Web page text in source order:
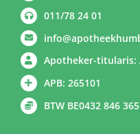
011/78 24 01
Apotheker-titularis:
APB: 265101
BTW BE0432 846 365